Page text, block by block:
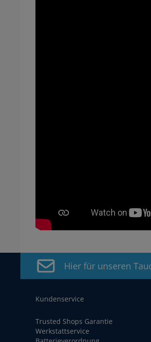
Hier für unseren
Kundenservice
Trusted Shops Garantie
Werkstattservice